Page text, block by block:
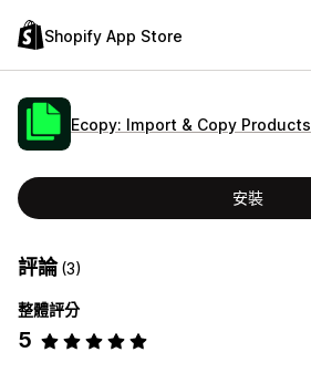
Shopify App Store
Ecopy: Import & Copy Products
安裝
評論(3)
整體評分
5